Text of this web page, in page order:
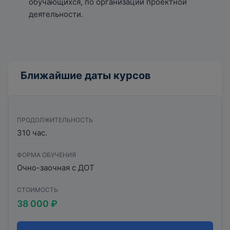
деятельности.
Ближайшие даты курсов
ПРОДОЛЖИТЕЛЬНОСТЬ
310 час.
ФОРМА ОБУЧЕНИЯ
Очно-заочная с ДОТ
СТОИМОСТЬ
38 000 ₽